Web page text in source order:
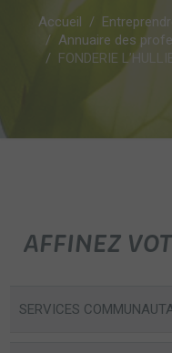
Accueil
Annuaire des
FONDERIE
AFFINEZ
SERVICES